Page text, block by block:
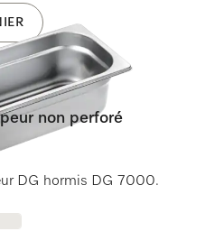
non perforé
DG hormis DG 7000.